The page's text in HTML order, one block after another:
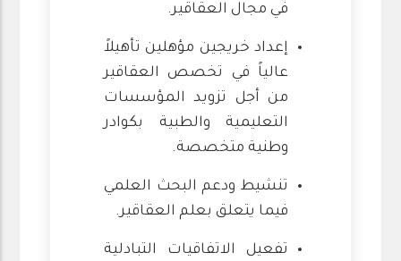
في مجال العقاقير.
إعداد خريجين مؤهلين تأهيلاً
عالياً في تخصص العقاقير
من أجل تزويد المؤسسات
التعليمية والطبية بكوادر
وطنية متخصصة.
تنشيط ودعم البحث العلمي
فيما يتعلق بعلم العقاقير.
تفعيل الاتفاقيات التبادلية